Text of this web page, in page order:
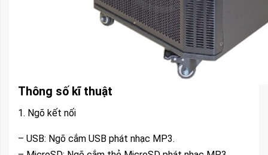
Thông số kĩ thuật
1. Ngõ kết nối
– USB: Ngõ cắm USB phát nhạc MP3.